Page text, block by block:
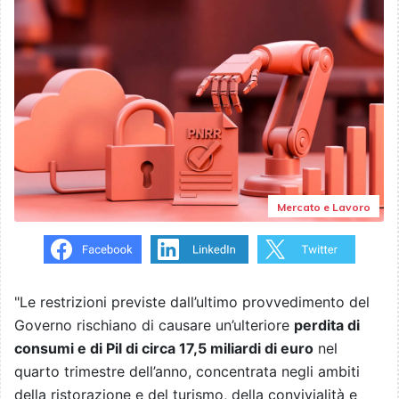
Mercato e Lavoro
"Le restrizioni previste dall’ultimo provvedimento del
Governo rischiano di causare un’ulteriore perdita di
consumi e di Pil di circa 17,5 miliardi di euro nel
quarto trimestre dell’anno, concentrata negli ambiti
della ristorazione e del turismo, della convivialità e